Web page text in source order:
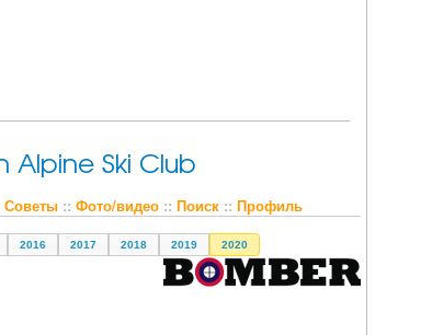
Советы:: Фото/видео:: Поиск:: Профиль
2016 2017 2018 2019 2020